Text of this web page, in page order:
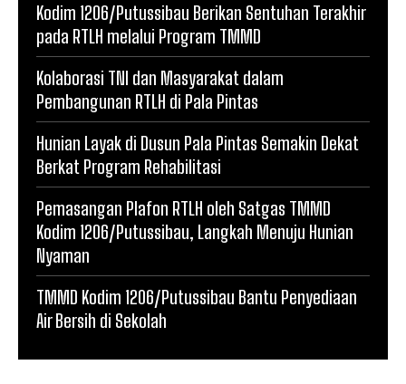
Kodim 1206/Putussibau Berikan Sentuhan Terakhir
pada RTLH melalui Program TMMD
Kolaborasi TNI dan Masyarakat dalam
Pembangunan RTLH di Pala Pintas
Hunian Layak di Dusun Pala Pintas Semakin Dekat
Berkat Program Rehabilitasi
Pemasangan Plafon RTLH oleh Satgas TMMD
Kodim 1206/Putussibau, Langkah Menuju Hunian
Nyaman
TMMD Kodim 1206/Putussibau Bantu Penyediaan
Air Bersih di Sekolah